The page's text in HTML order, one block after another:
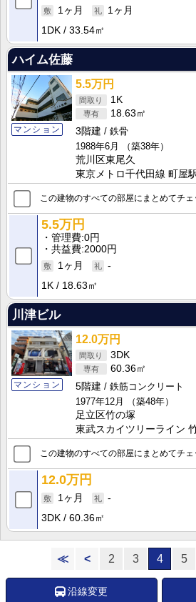
1ヶ月
1ヶ月
1DK
33.54㎡
ハイム佐藤
マンション
5.5万円
1K
18.63㎡
3階建
鉄骨
1988年6月
（築38年）
荒川区東尾久
東京メトロ千代田線 町屋
この建物のすべての部屋にまとめてチェ
5.5万円
管理費 0円
共益費 2000円
1ヶ月
-
1K
18.63㎡
川津ビル
マンション
12.0万円
3DK
60.36㎡
5階建
鉄筋コンクリート
1977年12月
（築48年）
足立区竹の塚
東武スカイツリーライン
この建物のすべての部屋にまとめてチェ
12.0万円
1ヶ月
-
3DK
60.36㎡
≪ < 2 3 4 5
沿線変更